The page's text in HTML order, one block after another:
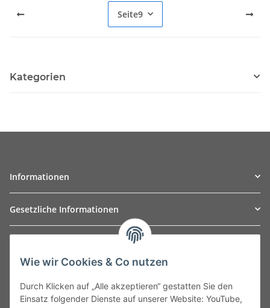
Seite9
Kategorien
Informationen
Gesetzliche Informationen
Leibnizstraße 2a
Germany
Wie wir Cookies & Co nutzen
Durch Klicken auf „Alle akzeptieren“ gestatten Sie den
Einsatz folgender Dienste auf unserer Website: YouTube,